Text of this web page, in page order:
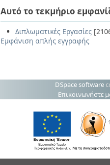
Αυτό το τεκμήριο
Διπλωματικές Εργασίες
Εμφάνιση απλής εγγραφής
DSpace software
Επικοινωνήστε